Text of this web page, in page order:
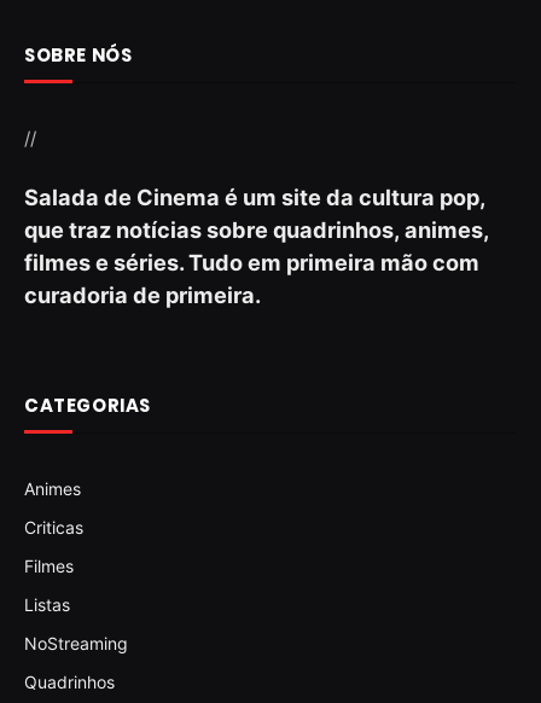
SOBRE NÓS
//
Salada de Cinema é um site da cultura pop,
que traz notícias sobre quadrinhos, animes,
filmes e séries. Tudo em primeira mão com
curadoria de primeira.
CATEGORIAS
Animes
Criticas
Filmes
Listas
NoStreaming
Quadrinhos